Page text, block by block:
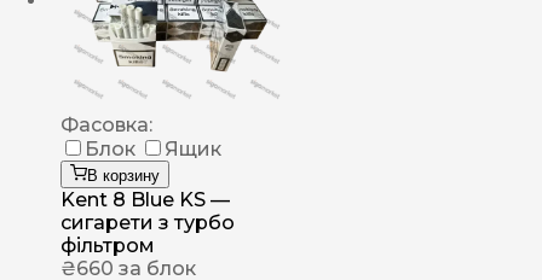
Фасовка:
Блок
Ящик
В корзину
Kent 8 Blue KS —
сигарети з турбо
фільтром
₴660 за блок